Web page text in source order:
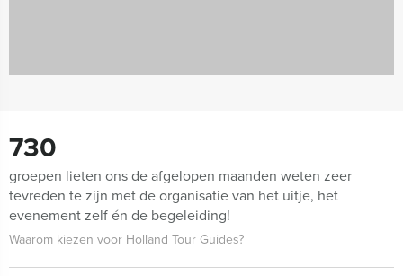
730
groepen lieten ons de afgelopen maanden weten zeer
tevreden te zijn met de organisatie van het uitje, het
evenement zelf én de begeleiding!
Waarom kiezen voor Holland Tour Guides?